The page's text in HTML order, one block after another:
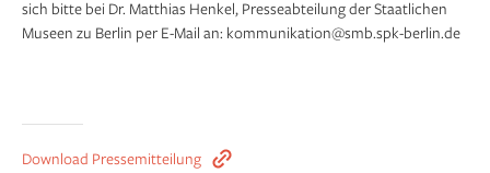
sich bitte bei Dr. Matthias Henkel, Presseabteilung der Staatlichen
Museen zu Berlin per E-Mail an: kommunikation@smb.spk-berlin.de
Download Pressemitteilung